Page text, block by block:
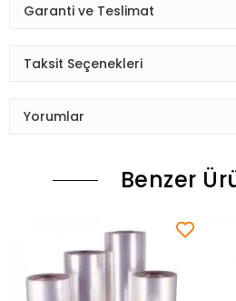
Garanti ve Teslimat
Taksit Seçenekleri
Yorumlar
Benzer